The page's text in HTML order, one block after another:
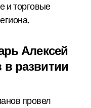
и торговые
Алексей
развитии
провел